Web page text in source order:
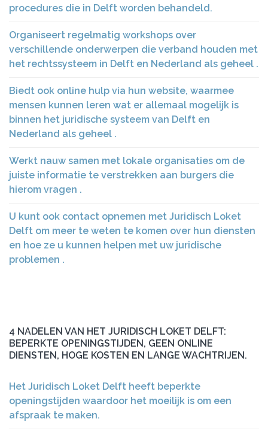
procedures die in Delft worden behandeld.
Organiseert regelmatig workshops over
verschillende onderwerpen die verband houden met
het rechtssysteem in Delft en Nederland als geheel .
Biedt ook online hulp via hun website, waarmee
mensen kunnen leren wat er allemaal mogelijk is
binnen het juridische systeem van Delft en
Nederland als geheel .
Werkt nauw samen met lokale organisaties om de
juiste informatie te verstrekken aan burgers die
hierom vragen .
U kunt ook contact opnemen met Juridisch Loket
Delft om meer te weten te komen over hun diensten
en hoe ze u kunnen helpen met uw juridische
problemen .
4 NADELEN VAN HET JURIDISCH LOKET DELFT:
BEPERKTE OPENINGSTIJDEN, GEEN ONLINE
DIENSTEN, HOGE KOSTEN EN LANGE WACHTRIJEN.
Het Juridisch Loket Delft heeft beperkte
openingstijden waardoor het moeilijk is om een
afspraak te maken.